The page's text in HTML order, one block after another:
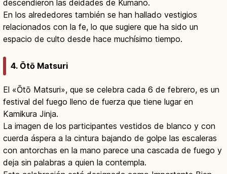
descendieron las deidades de Kumano.
En los alrededores también se han hallado vestigios
relacionados con la fe, lo que sugiere que ha sido un
espacio de culto desde hace muchísimo tiempo.
4. Ōtō Matsuri
El «Ōtō Matsuri», que se celebra cada 6 de febrero, es un
festival del fuego lleno de fuerza que tiene lugar en
Kamikura Jinja.
La imagen de los participantes vestidos de blanco y con
cuerda áspera a la cintura bajando de golpe las escaleras
con antorchas en la mano parece una cascada de fuego y
deja sin palabras a quien la contempla.